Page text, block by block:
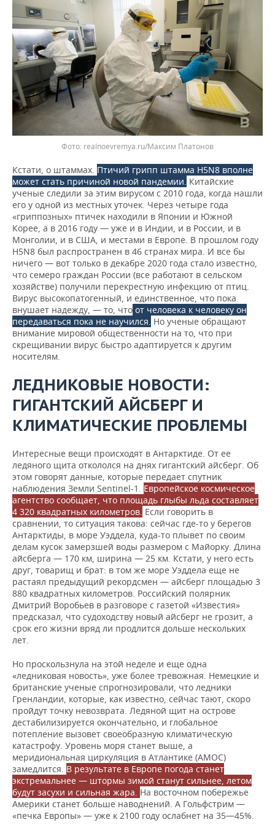
realnoevremya.ru/Максим Платонов
Кстати, о штаммах. Птичий грипп штамма H5N8 вполне
может стать причиной новой пандемии. Китайские
ученые следили за этим вирусом с 2010 года, когда нашли
его у одной из местных уточек. Через четыре года
«гриппозных» птичек находили в Японии и Южной
Корее, а в 2016 году — уже и в Индии, и в России, и в
Монголии, и в США, и местами в Европе. В прошлом году
H5N8 был распространен в 46 странах мира. И все бы
ничего — вот только в декабре 2020 года стало известно,
что семеро граждан России (все работают в сельском
хозяйстве) получили перекрестную инфекцию от птиц.
Вирус высокопатогенный, и единственное, что пока
внушает надежду, — то, что от человека к человеку он
передаваться пока не научился. Но ученые обращают
внимание мировой общественности на то, что при
скрещивании вирус быстро адаптируется к другим
носителям.
ЛЕДНИКОВЫЕ НОВОСТИ:
ГИГАНТСКИЙ АЙСБЕРГ И
КЛИМАТИЧЕСКИЕ ПРОБЛЕМЫ
Интересные вещи происходят в Антарктиде. От ее
ледяного щита откололся на днях гигантский айсберг. Об
этом говорят данные, которые передает спутник
наблюдения Земли Sentinel-1. Европейское космическое
агентство сообщает, что площадь глыбы льда составляет
4 320 квадратных километров. Если говорить в
сравнении, то ситуация такова: сейчас где-то у берегов
Антарктиды, в море Уэддела, куда-то плывет по своим
делам кусок замерзшей воды размером с Майорку. Длина
айсберга — 170 км, ширина — 25 км. Кстати, у него есть
друг, товарищ и брат: в том же море Уэддела еще не
растаял предыдущий рекордсмен — айсберг площадью 3
880 квадратных километров. Российский полярник
Дмитрий Воробьев в разговоре с газетой «Известия»
предсказал, что судоходству новый айсберг не грозит, а
срок его жизни вряд ли продлится дольше нескольких
лет.
Но проскользнула на этой неделе и еще одна
«ледниковая новость», уже более тревожная. Немецкие и
британские ученые спрогнозировали, что ледники
Гренландии, которые, как известно, сейчас тают, скоро
пройдут точку невозврата. Ледяной щит на острове
дестабилизируется окончательно, и глобальное
потепление вызовет своеобразную климатическую
катастрофу. Уровень моря станет выше, а
меридиональная циркуляция в Атлантике (AMOC)
замедлится. В результате в Европе погода станет
экстремальнее — штормы зимой станут сильнее, летом
будут засухи и сильная жара. На восточном побережье
Америки станет больше наводнений. А Гольфстрим —
«печка Европы» — уже к 2100 году ослабнет на 35—45%.